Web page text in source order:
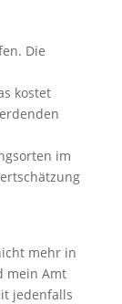
Die
kostet
im
mehr in
mein Amt
jedenfalls